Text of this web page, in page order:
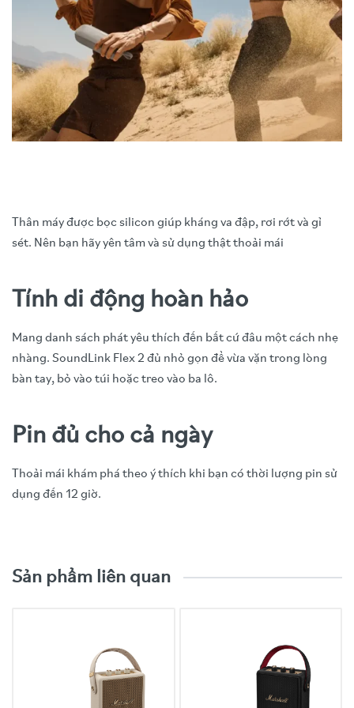
Thân máy được bọc silicon giúp kháng va đập, rơi rớt và gỉ
sét. Nên bạn hãy yên tâm và sử dụng thật thoải mái
Tính di động hoàn hảo
Mang danh sách phát yêu thích đến bất cứ đâu một cách nhẹ
nhàng. SoundLink Flex 2 đủ nhỏ gọn để vừa vặn trong lòng
bàn tay, bỏ vào túi hoặc treo vào ba lô.
Pin đủ cho cả ngày
Thoải mái khám phá theo ý thích khi bạn có thời lượng pin sử
dụng đến 12 giờ.
Đặc tính
Thông số kỹ thuật
Model
SoundLink Flex 2 (Gen 2)
PositionIQ, Snapdragon Sound, Stereo/Party
Mode, SimpleSync
Bluetooth 5.3 (Phạm vi kết nối lên đến 9m)
Sản phẩm liên quan